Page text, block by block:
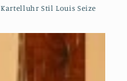
Kartelluhr Stil Louis Seize